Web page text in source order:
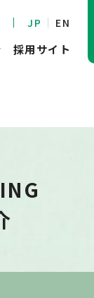
JP EN
採用サイト